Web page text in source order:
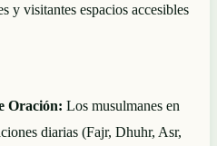
y visitantes espacios accesibles
Oración: Los musulmanes en
diarias (Fajr, Dhuhr, Asr,